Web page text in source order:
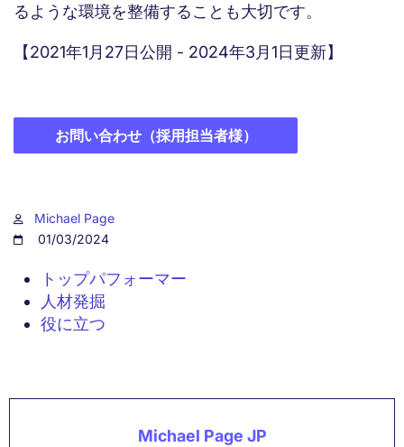
るような環境を整備することも大切です。
【2021年1月27日公開 - 2024年3月1日更新】
お問い合わせ（採用担当者様）
Michael Page
01/03/2024
トップパフォーマー
人材発掘
役に立つ
Michael Page JP